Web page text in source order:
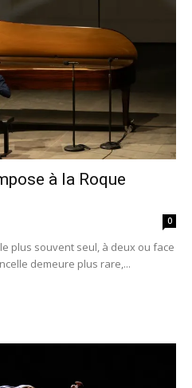
à la Roque
0
plus souvent seul, à deux ou face
demeure plus rare,...